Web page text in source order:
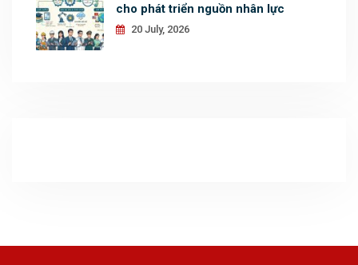
cho phát triển nguồn nhân lực
20 July, 2026